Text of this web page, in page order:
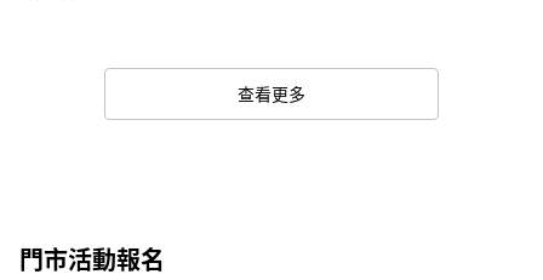
查看更多
門市活動報名